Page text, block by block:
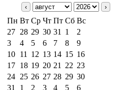
‹ ›
Пн Вт Ср Чт Пт Сб Вс
27 28 29 30 31 1
2
3
4 5 6 7 8
9
10 11 12 13 14 15 16
17 18 19 20 21 22 23
24 25 26 27 28 29 30
31
1 2 3 4 5 6